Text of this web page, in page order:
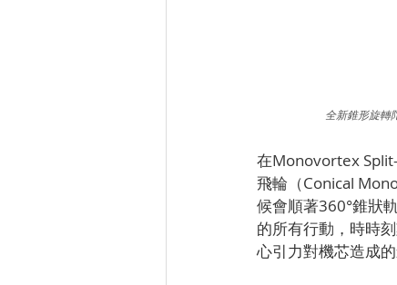
全新錐形旋轉
在Monovortex
飛輪（Conical
候會順著360°錐狀
的所有行動，時時
心引力對機芯造成